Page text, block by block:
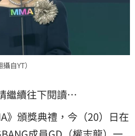
自YT）
繼續往下閱讀…
》頒獎典禮，今（20）日在